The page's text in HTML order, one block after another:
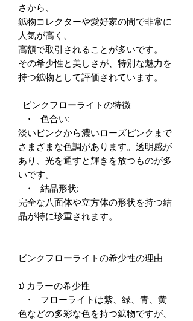
さから、
鉱物コレクターや愛好家の間で非常に
人気が高く、
高額で取引されることが多いです。
その希少性と美しさが、特別な魅力を
持つ鉱物として評価されています。
. ピンクフローライトの特徴
• 色合い:
淡いピンクから濃いローズピンクまで
さまざまな色調があります。透明感が
あり、光を通すと輝きを放つものが多
いです。
• 結晶形状:
完全な八面体や立方体の形状を持つ結
晶が特に珍重されます。
ピンクフローライトの希少性の理由
1) カラーの希少性
• フローライトは紫、緑、青、黄
色などの多彩な色を持つ鉱物ですが、